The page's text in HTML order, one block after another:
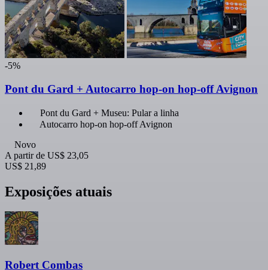
-5%
Pont du Gard + Autocarro hop-on hop-off Avignon
Pont du Gard + Museu: Pular a linha
Autocarro hop-on hop-off Avignon
Novo
A partir de US$ 23,05
US$ 21,89
Exposições atuais
Robert Combas